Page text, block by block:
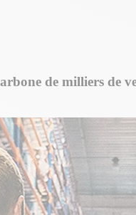
de milliers de